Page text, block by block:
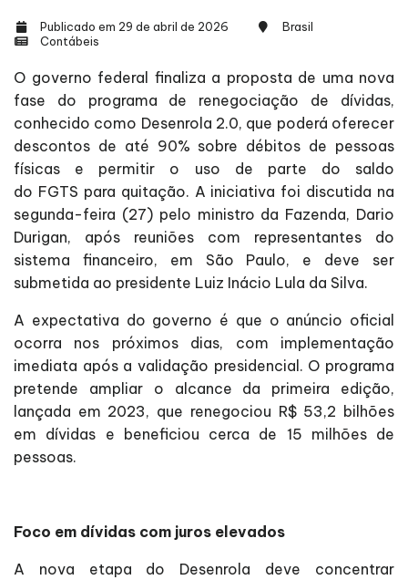
Publicado em 29 de abril de 2026
Brasil
Contábeis
O governo federal finaliza a proposta de uma nova
fase do programa de renegociação de dívidas,
conhecido como Desenrola 2.0, que poderá oferecer
descontos de até 90% sobre débitos de pessoas
físicas e permitir o uso de parte do saldo
do FGTS para quitação. A iniciativa foi discutida na
segunda-feira (27) pelo ministro da Fazenda, Dario
Durigan, após reuniões com representantes do
sistema financeiro, em São Paulo, e deve ser
submetida ao presidente Luiz Inácio Lula da Silva.
A expectativa do governo é que o anúncio oficial
ocorra nos próximos dias, com implementação
imediata após a validação presidencial. O programa
pretende ampliar o alcance da primeira edição,
lançada em 2023, que renegociou R$ 53,2 bilhões
em dívidas e beneficiou cerca de 15 milhões de
pessoas.
Foco em dívidas com juros elevados
A nova etapa do Desenrola deve concentrar